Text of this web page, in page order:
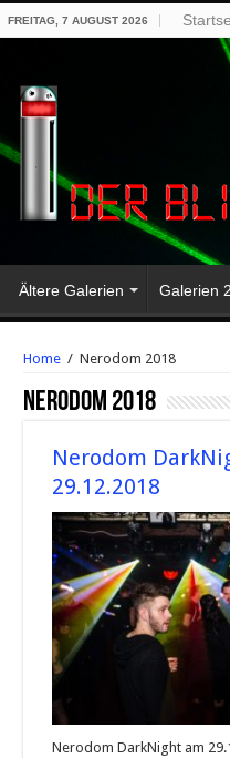
FREITAG, 7 AUGUST 2026
Ältere Galerien Galerien
Home / Nerodom 2018
Nerodom 2018
Nerodom
29.12.2018
Nerodom DarkNight am